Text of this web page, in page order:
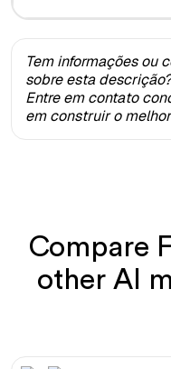
Tem informações ou
sobre esta descrição?
Entre em contato
em construir o
Compare
other AI